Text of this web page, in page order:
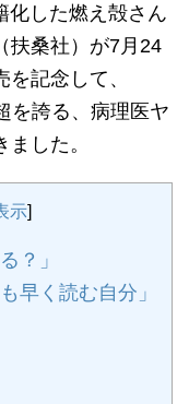
化した燃え殻さん
扶桑社）が7月24
記念して、
を誇る、病理医ヤ
した。
示]
？」
早く読む自分」